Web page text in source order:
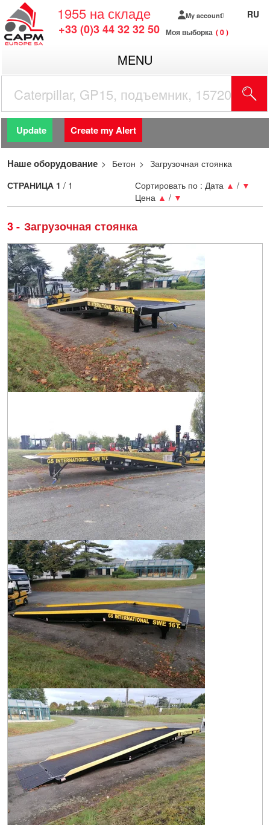
1955 на складе
+33 (0)3 44 32 32 50
My account
Моя выборка 0
RU
MENU
Update Create my Alert
Наше оборудование Бетон Загрузочная стоянка
3 Загрузочная стоянка
Сортировать по : Дата ▲ / ▼
Цена ▲ / ▼
СТРАНИЦА 1 / 1